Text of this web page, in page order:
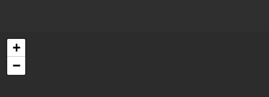
+
−